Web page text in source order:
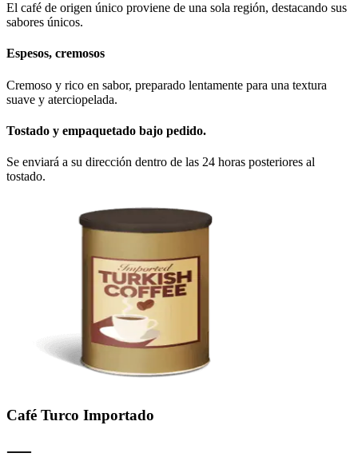
El café de origen único proviene de una sola región, destacando sus
sabores únicos.
Espesos, cremosos
Cremoso y rico en sabor, preparado lentamente para una textura
suave y aterciopelada.
Tostado y empaquetado bajo pedido.
Se enviará a su dirección dentro de las 24 horas posteriores al
tostado.
Café Turco Importado